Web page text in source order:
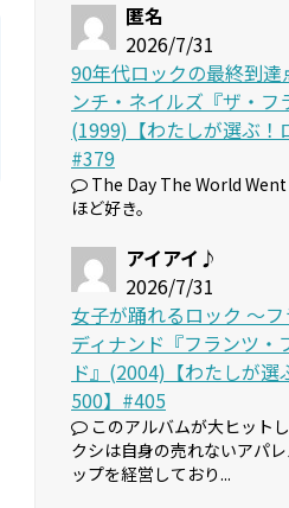
匿名
2026/7/31
90年代ロックの最終到達
ンチ・ネイルズ『ザ・フ
(1999)【わたしが選ぶ！
#379
The Day The World
ほど好き。
アイアイ♪
2026/7/31
女子が踊れるロック 〜
ディナンド『フランツ・
ド』(2004)【わたしが選
500】#405
このアルバムが大ヒット
クシは自身の売れないアパ
ップを経営しており...